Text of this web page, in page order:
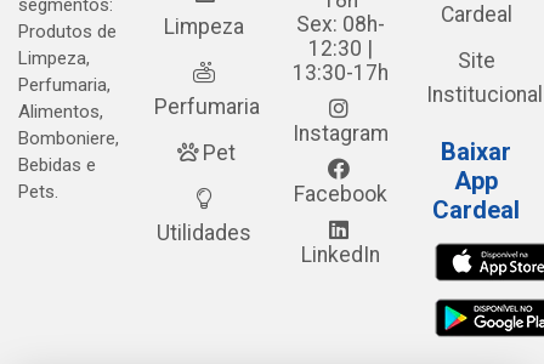
segmentos:
Produtos de
Limpeza,
Perfumaria,
Alimentos,
Bomboniere,
Bebidas e
Pets.
Limpeza
Perfumaria
Pet
Utilidades
Sex: 08h-
12:30 |
13:30-17h
Instagram
Facebook
LinkedIn
Cardeal
Site
Institucional
Baixar
App
Cardeal